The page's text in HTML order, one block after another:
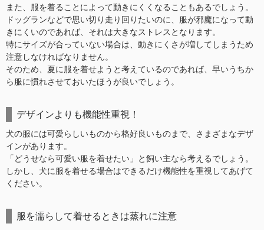
また、服を着ることによって動きにくくなることもあるでしょう。
ドッグランなどで思い切り走り回りたいのに、服が邪魔になって動
きにくいのであれば、それは大きなストレスとなります。
特にサイズが合っていない場合は、動きにくさが増してしまうため
注意しなければなりません。
そのため、夏に服を着せようと考えているのであれば、早いうちか
ら服に慣れさせておいたほうが良いでしょう。
デザインよりも機能性重視！
犬の服には可愛らしいものから格好良いものまで、さまざまなデザ
インがあります。
「どうせなら可愛い服を着せたい」と飼い主なら考えるでしょう。
しかし、犬に服を着せる場合はできるだけ機能性を重視してあげて
ください。
服を濡らして着せるときは蒸れに注意